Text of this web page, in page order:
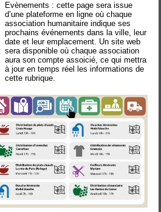
Evènements : cette page sera issue
d’une plateforme en ligne où chaque
association humanitaire indique ses
prochains événements dans la ville, leur
date et leur emplacement. Un site web
sera disponible où chaque association
aura son compte assoicié, ce qui mettra
à jour en temps réel les informations de
cette rubrique.